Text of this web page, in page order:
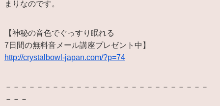
まりなのです。
【神秘の音色でぐっすり眠れる
7日間の無料音メール講座プレゼント中】
http://crystalbowl-japan.com/?p=74
－－－－－－－－－－－－－－－－－－－－－－－－－－
－－－